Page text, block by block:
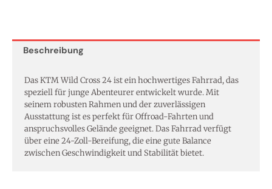
24
Menge
Beschreibung
Das KTM Wild Cross 24 ist ein hochwertiges Fahrrad, das
speziell für junge Abenteurer entwickelt wurde. Mit
seinem robusten Rahmen und der zuverlässigen
Ausstattung ist es perfekt für Offroad-Fahrten und
anspruchsvolles Gelände geeignet. Das Fahrrad verfügt
über eine 24-Zoll-Bereifung, die eine gute Balance
zwischen Geschwindigkeit und Stabilität bietet.